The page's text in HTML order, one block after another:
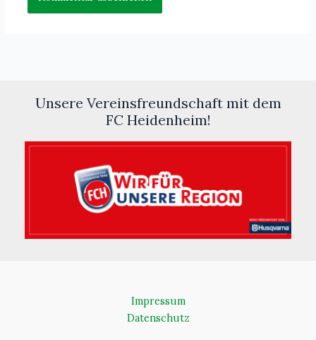
Unsere Vereinsfreundschaft mit dem
FC Heidenheim!
Impressum
Datenschutz